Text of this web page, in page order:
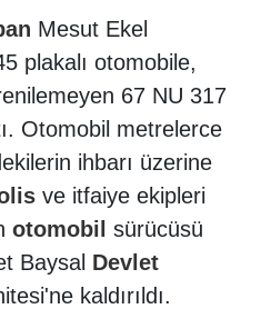
Mesut Ekel
plakalı otomobile,
67 NU 317
Otomobil metrelerce
ihbarı üzerine
ve itfaiye ekipleri
otomobil sürücüsü
Baysal Devlet
kaldırıldı.